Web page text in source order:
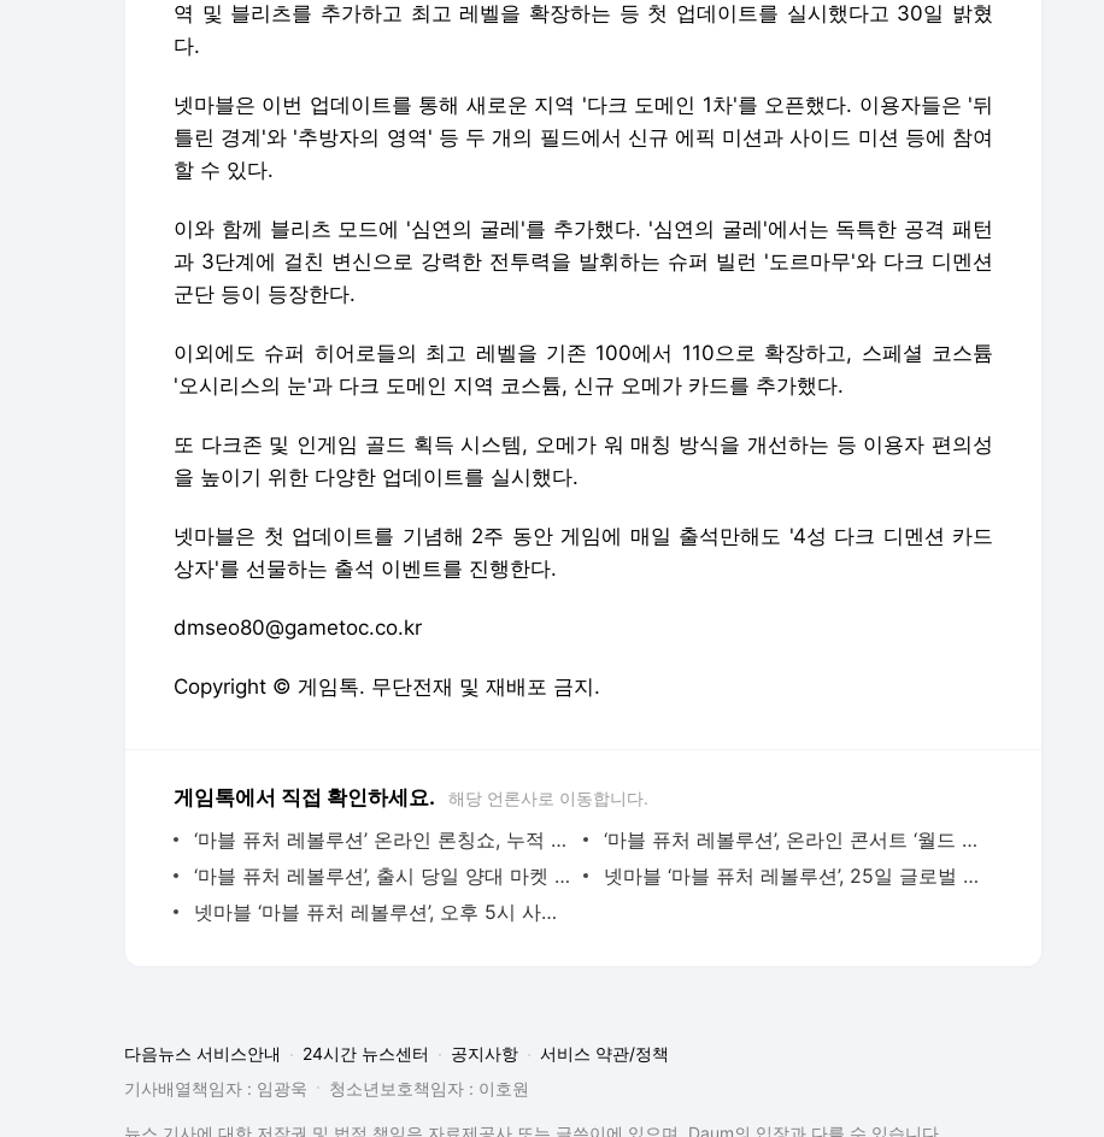
역 및 블리츠를 추가하고 최고 레벨을 확장하는 등 첫 업데이트를 실시했다고 30일 밝혔
다.
넷마블은 이번 업데이트를 통해 새로운 지역 '다크 도메인 1차'를 오픈했다. 이용자들은 '뒤
틀린 경계'와 '추방자의 영역' 등 두 개의 필드에서 신규 에픽 미션과 사이드 미션 등에 참여
할 수 있다.
이와 함께 블리츠 모드에 '심연의 굴레'를 추가했다. '심연의 굴레'에서는 독특한 공격 패턴
과 3단계에 걸친 변신으로 강력한 전투력을 발휘하는 슈퍼 빌런 '도르마무'와 다크 디멘션
군단 등이 등장한다.
이외에도 슈퍼 히어로들의 최고 레벨을 기존 100에서 110으로 확장하고, 스페셜 코스튬
'오시리스의 눈'과 다크 도메인 지역 코스튬, 신규 오메가 카드를 추가했다.
또 다크존 및 인게임 골드 획득 시스템, 오메가 워 매칭 방식을 개선하는 등 이용자 편의성
을 높이기 위한 다양한 업데이트를 실시했다.
넷마블은 첫 업데이트를 기념해 2주 동안 게임에 매일 출석만해도 '4성 다크 디멘션 카드
상자'를 선물하는 출석 이벤트를 진행한다.
dmseo80@gametoc.co.kr
Copyright © 게임톡. 무단전재 및 재배포 금지.
게임톡에서 직접 확인하세요. 해당 언론사로 이동합니다.
‘마블 퓨처 레볼루션’ 온라인 론칭쇼, 누적 시청자 33만명 돌파 - 게임톡
‘마블 퓨처 레볼루션’, 온라인 콘서트 ‘월드 오케스트라’ 열었다 - 게임톡
‘마블 퓨처 레볼루션’, 출시 당일 양대 마켓 인기 1위 - 게임톡
넷마블 ‘마블 퓨처 레볼루션’, 25일 글로벌 출격 - 게임톡
넷마블 ‘마블 퓨처 레볼루션’, 오후 5시 사전 다운로드 돌입 - 게임톡
다음뉴스 서비스안내 24시간 뉴스센터 공지사항
서비스 약관/정책
기사배열책임자 : 임광욱
청소년보호책임자 : 이호원
뉴스 기사에 대한 저작권 및 법적 책임은 자료제공사 또는 글쓴이에 있으며, Daum의 입장과 다를 수 있습니다.